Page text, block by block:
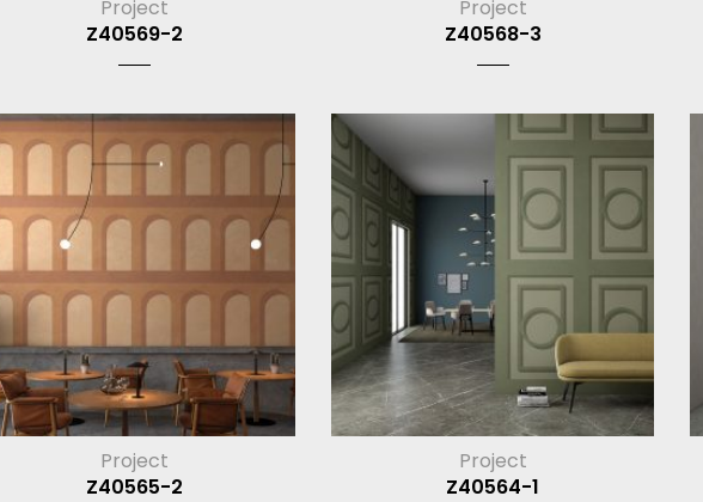
Project
Z40569-2
Project
Z40568-3
Project
Z40565-2
Project
Z40564-1